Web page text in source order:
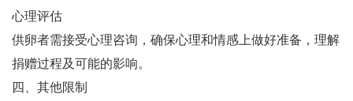
心理评估‌
供卵者需接受心理咨询，确保心理和情感上做好准备，理解
捐赠过程及可能的影响‌。
四、其他限制